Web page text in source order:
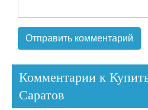
Комментарии к
Саратов